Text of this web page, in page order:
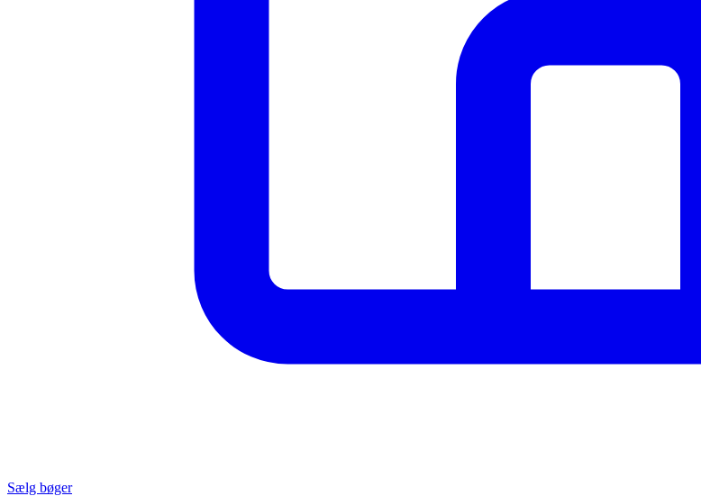
Sælg bøger